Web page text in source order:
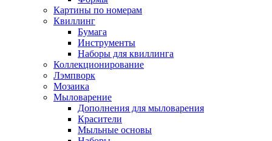
Картины по номерам
Квиллинг
Бумага
Инструменты
Наборы для квиллинга
Коллекционирование
Лэмпворк
Мозаика
Мыловарение
Дополнения для мыловарения
Красители
Мыльные основы